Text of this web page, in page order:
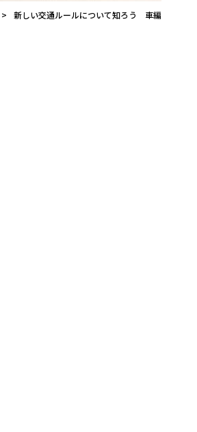
> 新しい交通ルールについて知ろう 車編